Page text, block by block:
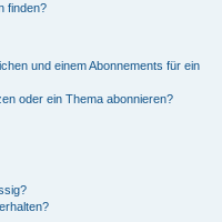
finden?
und einem Abonnements für ein
oder ein Thema abonnieren?